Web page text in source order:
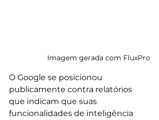
Imagem gerada com FluxPro
O Google se posicionou
publicamente contra relatórios
que indicam que suas
funcionalidades de inteligência